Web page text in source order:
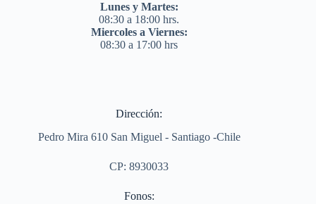
Lunes y Martes:
08:30 a 18:00 hrs.
Miercoles a Viernes:
08:30 a 17:00 hrs
Dirección:
Pedro Mira 610 San Miguel - Santiago -Chile
CP: 8930033
Fonos: